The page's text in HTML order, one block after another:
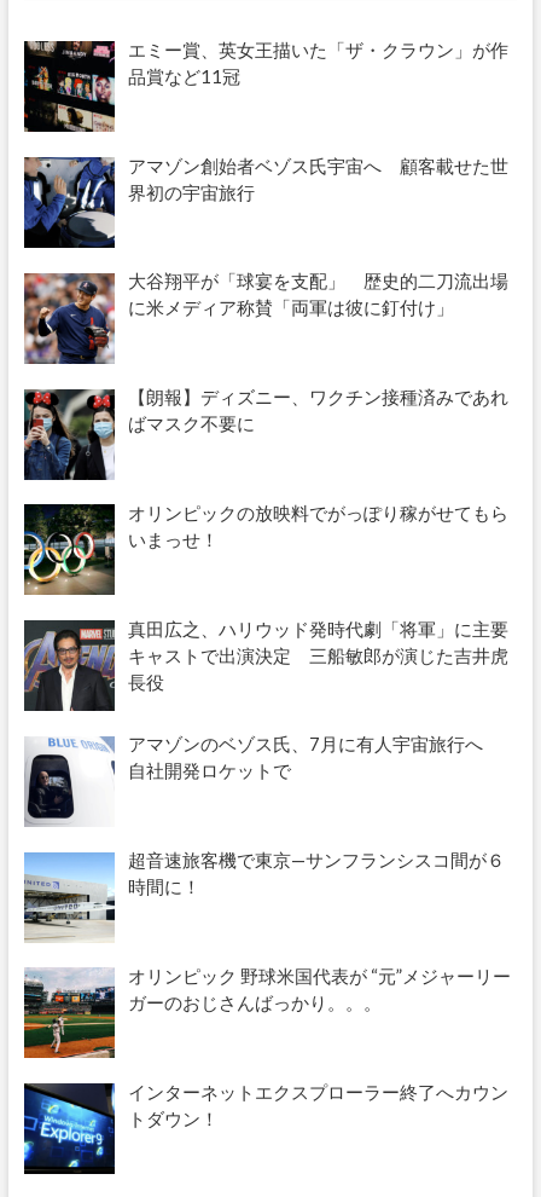
エミー賞、英女王描いた「ザ・クラウン」が作
品賞など11冠
アマゾン創始者ベゾス氏宇宙へ 顧客載せた世
界初の宇宙旅行
大谷翔平が「球宴を支配」 歴史的二刀流出場
に米メディア称賛「両軍は彼に釘付け」
【朗報】ディズニー、ワクチン接種済みであれ
ばマスク不要に
オリンピックの放映料でがっぽり稼がせてもら
いまっせ！
真田広之、ハリウッド発時代劇「将軍」に主要
キャストで出演決定 三船敏郎が演じた吉井虎
長役
アマゾンのベゾス氏、7月に有人宇宙旅行へ
自社開発ロケットで
超音速旅客機で東京—サンフランシスコ間が６
時間に！
オリンピック 野球米国代表が “元”メジャーリー
ガーのおじさんばっかり。。。
インターネットエクスプローラー終了へカウン
トダウン！